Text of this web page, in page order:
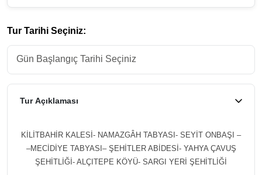
Tur Tarihi Seçiniz:
Tur Açıklaması
KİLİTBAHİR KALESİ- NAMAZGÂH TABYASI- SEYİT ONBAŞI –
–MECİDİYE TABYASI– ŞEHİTLER ABİDESİ- YAHYA ÇAVUŞ
ŞEHİTLİĞİ- ALÇITEPE KÖYÜ- SARGI YERİ ŞEHİTLİĞİ